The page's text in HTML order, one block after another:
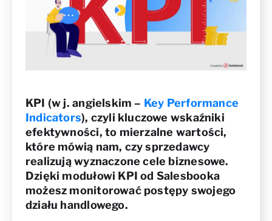
KPI (w j. angielskim – Key Performance
Indicators), czyli kluczowe wskaźniki
efektywności, to mierzalne wartości,
które mówią nam, czy sprzedawcy
realizują wyznaczone cele biznesowe.
Dzięki modułowi KPI od Salesbooka
możesz monitorować postępy swojego
działu handlowego.